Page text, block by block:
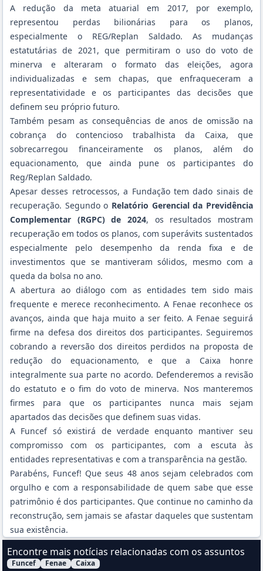
A redução da meta atuarial em 2017, por exemplo,
representou perdas bilionárias para os planos,
especialmente o REG/Replan Saldado. As mudanças
estatutárias de 2021, que permitiram o uso do voto de
minerva e alteraram o formato das eleições, agora
individualizadas e sem chapas, que enfraqueceram a
representatividade e os participantes das decisões que
definem seu próprio futuro.
Também pesam as consequências de anos de omissão na
cobrança do contencioso trabalhista da Caixa, que
sobrecarregou financeiramente os planos, além do
equacionamento, que ainda pune os participantes do
Reg/Replan Saldado.
Apesar desses retrocessos, a Fundação tem dado sinais de
recuperação. Segundo o Relatório Gerencial da Previdência
Complementar (RGPC) de 2024, os resultados mostram
recuperação em todos os planos, com superávits sustentados
especialmente pelo desempenho da renda fixa e de
investimentos que se mantiveram sólidos, mesmo com a
queda da bolsa no ano.
A abertura ao diálogo com as entidades tem sido mais
frequente e merece reconhecimento. A Fenae reconhece os
avanços, ainda que haja muito a ser feito. A Fenae seguirá
firme na defesa dos direitos dos participantes. Seguiremos
cobrando a reversão dos direitos perdidos na proposta de
redução do equacionamento, e que a Caixa honre
integralmente sua parte no acordo. Defenderemos a revisão
do estatuto e o fim do voto de minerva. Nos manteremos
firmes para que os participantes nunca mais sejam
apartados das decisões que definem suas vidas.
A Funcef só existirá de verdade enquanto mantiver seu
compromisso com os participantes, com a escuta às
entidades representativas e com a transparência na gestão.
Parabéns, Funcef! Que seus 48 anos sejam celebrados com
orgulho e com a responsabilidade de quem sabe que esse
patrimônio é dos participantes. Que continue no caminho da
reconstrução, sem jamais se afastar daqueles que sustentam
sua existência.
Encontre mais notícias relacionadas com os assuntos
Filtrar Notícias pelo assunto:
Funcef Fenae Caixa